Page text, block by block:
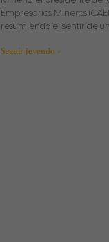
Empresarios Mineros
resumiendo el sentir de
Seguir leyendo »